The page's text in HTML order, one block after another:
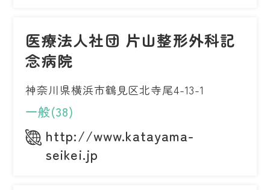
医療法人社団 片山整形外科記
念病院
神奈川県横浜市鶴見区北寺尾4-13-1
一般(38)
http://www.katayama-
seikei.jp